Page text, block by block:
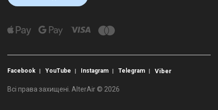
Facebook YouTube Instagram Telegram Viber
Всі права захищені. AlterAir © 2026